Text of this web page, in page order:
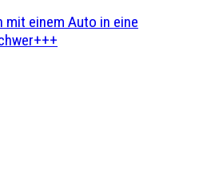
einem Auto in eine